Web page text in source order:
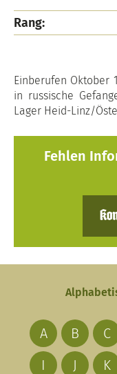
Rang:
Einberufen Oktober
in russische
Lager Heid-Linz/
Fehlen
A B C
I
J K